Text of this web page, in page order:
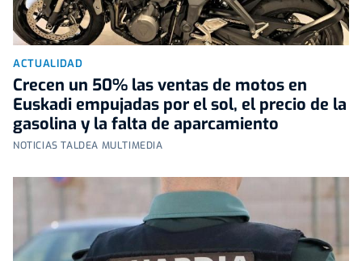
ACTUALIDAD
Crecen un 50% las ventas de motos en
Euskadi empujadas por el sol, el precio de la
gasolina y la falta de aparcamiento
NOTICIAS TALDEA MULTIMEDIA